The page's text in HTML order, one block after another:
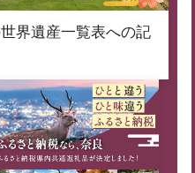
界遺産一覧表への記